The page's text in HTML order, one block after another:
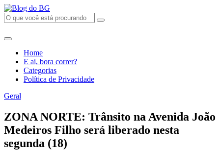
Home
E ai, bora correr?
Categorias
Política de Privacidade
Geral
ZONA NORTE: Trânsito na Avenida João
Medeiros Filho será liberado nesta
segunda (18)